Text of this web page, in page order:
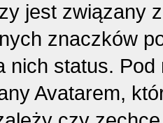
jest związany
znaczków
nich status.
Avatarem,